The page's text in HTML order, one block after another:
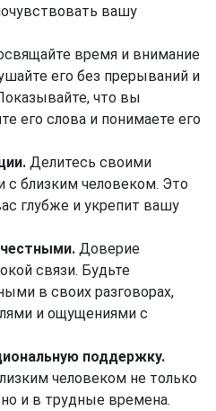
вашу
время и внимание
его без прерываний и
что вы
его слова и понимаете его
Делитесь своими
близким человеком. Это
глубже и укрепит вашу
Доверие
связи. Будьте
в своих разговорах,
и ощущениями с
поддержку.
человеком не только
и в трудные времена.